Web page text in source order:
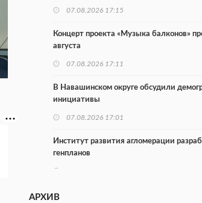
07.08.2026 17:15
Концерт проекта «Музыка балконов»
августа
07.08.2026 17:11
В Навашинском округе обсудили
инициативы
07.08.2026 17:01
Институт развития агломерации
генпланов
С 8 августа изменят схему движения на
АРХИВ